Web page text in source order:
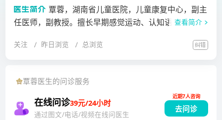
覃蓉，湖南省儿童医院，儿童康复中心，副主
任医师，副教授。擅长早期感觉运动、认知语言等发育
障碍、儿童孤独症谱系障碍及等方面的疾病有多年的临
育早期干预》《脑瘫患儿家庭康复训练指南》；《智力
落后儿童的家庭康复训练》医学书籍的编写；参与国家
卫建委课题《脑性瘫痪流行病学调查和规范化防治》的
查看简介
关注 昨日浏览 总浏览 纠错
覃蓉医生的问诊服务
在线问诊39元/24小时
通过图文/电话/视频在线问医生
去问诊
近期7人咨询